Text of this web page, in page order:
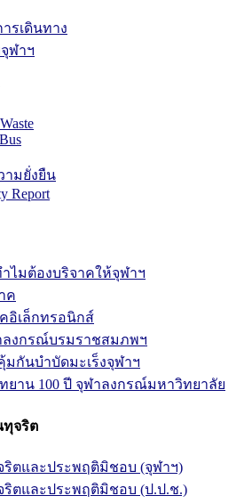
รเดินทาง
ฬาฯ
ามยั่งยืน
Report
ไมต้องบริจาคให้จุฬาฯ
ค
อิเล็กทรอนิกส์
ลงกรณ์บรมราชสมภพฯ
กันบำบัดมะเร็งจุฬาฯ
ยาน 100 ปี จุฬาลงกรณ์มหาวิทยาลัย
ทุจริต
ริตและประพฤติมิชอบ (จุฬาฯ)
ริตและประพฤติมิชอบ (ป.ป.ช.)